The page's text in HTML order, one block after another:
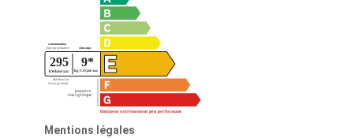
Mentions légales